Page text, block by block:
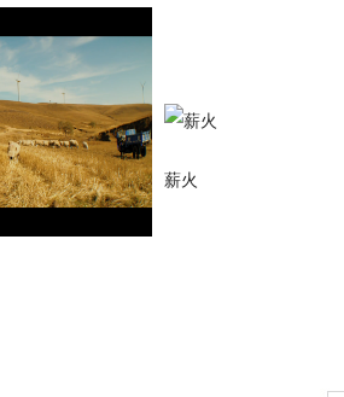
薪火